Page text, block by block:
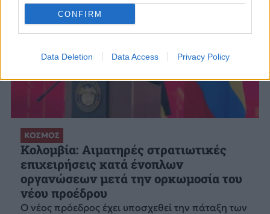
CONFIRM
Data Deletion Data Access Privacy Policy
ΚΟΣΜΟΣ
Κολομβία: Αιματηρές στρατιωτικές
επιχειρήσεις κατά ένοπλων
οργανώσεων μετά την ορκωμοσία του
νέου προέδρου
Ο νέος πρόεδρος έχει υποσχεθεί την πάταξη των